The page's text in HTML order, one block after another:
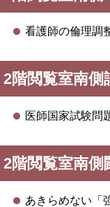
看護師の倫理調
2階閲覧室南側
医師国家試験問
2階閲覧室南側
あきらめない「